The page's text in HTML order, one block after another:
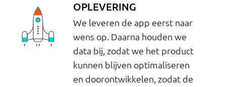
OPLEVERING
We leveren de app eerst naar
wens op. Daarna houden we
data bij, zodat we het product
kunnen blijven optimaliseren
en doorontwikkelen, zodat de